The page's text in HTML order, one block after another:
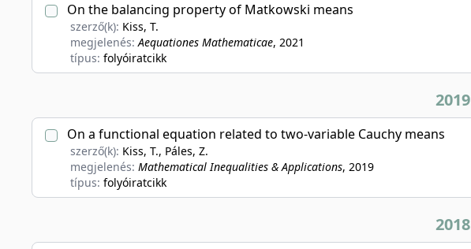
On the balancing property of Matkowski means
szerző(k): Kiss, T.
megjelenés:Aequationes Mathematicae, 2021
típus: folyóiratcikk
2019
On a functional equation related to two-variable Cauchy means
szerző(k): Kiss, T., Páles, Z.
megjelenés: Mathematical Inequalities & Applications, 2019
típus: folyóiratcikk
2018